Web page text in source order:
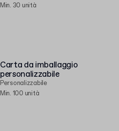
Min. 30 unità
Carta da imballaggio
personalizzabile
Personalizzabile
Min. 100 unità